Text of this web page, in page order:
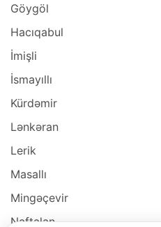
Göygöl
Hacıqabul
İmişli
İsmayıllı
Kürdəmir
Lənkəran
Lerik
Masallı
Mingəçevir
Naftalan